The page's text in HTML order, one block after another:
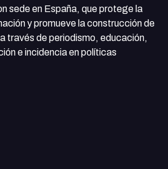
sede en España, que protege la
y promueve la construcción de
través de periodismo, educación,
e incidencia en políticas